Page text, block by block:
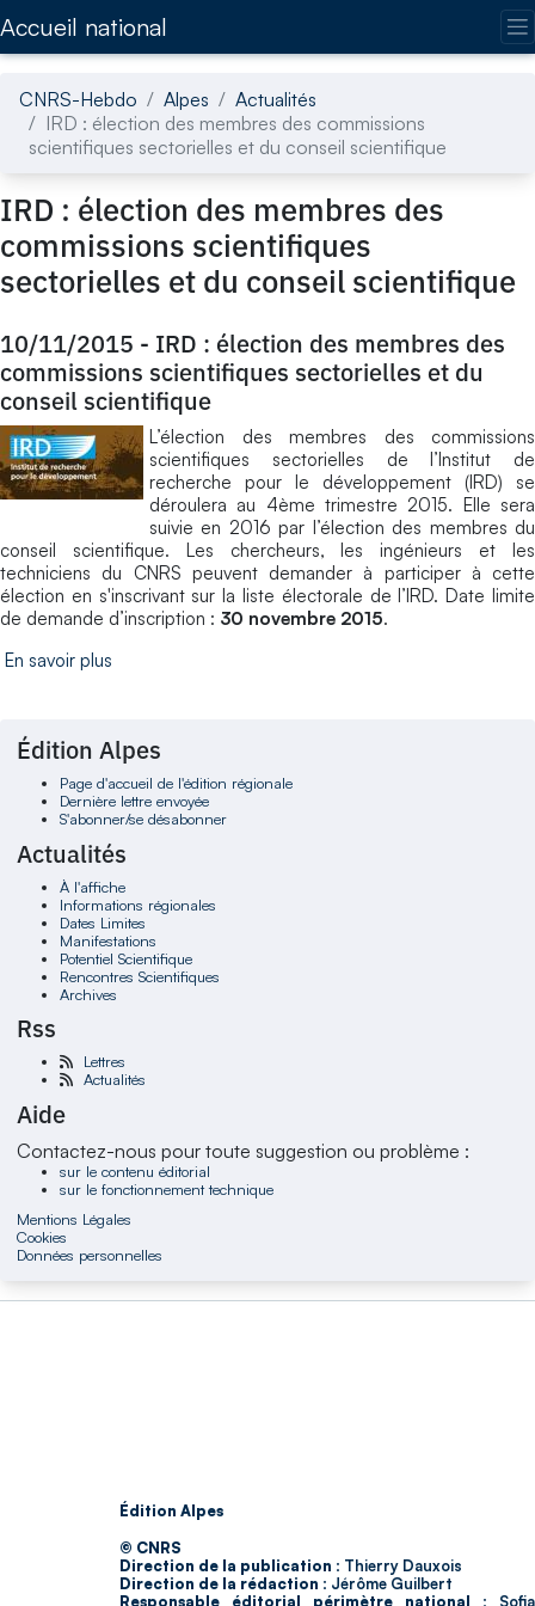
Accueil national
CNRS-Hebdo Alpes
Actualités
IRD : élection des membres des commissions
scientifiques sectorielles et du conseil scientifique
IRD : élection des membres des
commissions scientifiques
sectorielles et du conseil scientifique
10/11/2015 - IRD : élection des membres des
commissions scientifiques sectorielles et du
conseil scientifique
L’élection des membres des commissions
scientifiques sectorielles de l’Institut de
recherche pour le développement (IRD) se
déroulera au 4ème trimestre 2015. Elle sera
suivie en 2016 par l’élection des membres du
conseil scientifique. Les chercheurs, les ingénieurs et les
techniciens du CNRS peuvent demander à participer à cette
élection en s'inscrivant sur la liste électorale de l’IRD. Date limite
de demande d’inscription : 30 novembre 2015.
En savoir plus
Édition Alpes
Page d'accueil de l'édition régionale
Dernière lettre envoyée
S'abonner/se désabonner
Actualités
À l'affiche
Informations régionales
Dates Limites
Manifestations
Potentiel Scientifique
Rencontres Scientifiques
Archives
Rss
Lettres
Actualités
Aide
Contactez-nous pour toute suggestion ou problème :
sur le contenu éditorial
sur le fonctionnement technique
Mentions Légales
Cookies
Données personnelles
Édition Alpes
© CNRS
Direction de la publication : Thierry Dauxois
Direction de la rédaction : Jérôme Guilbert
Responsable éditorial périmètre national : Sofia